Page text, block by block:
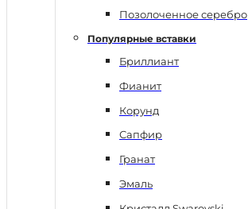
Позолоченное серебро
Популярные вставки
Бриллиант
Фианит
Корунд
Сапфир
Гранат
Эмаль